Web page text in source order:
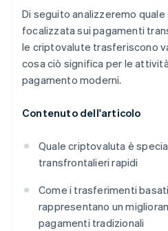
Di seguito analizzeremo
focalizzata sui pagamenti
le criptovalute trasferiscono
cosa ciò significa per le
pagamento moderni.
Contenuto dell'articolo
Quale criptovaluta è
transfrontalieri rapidi
Come i trasferimenti
rappresentano un
pagamenti tradizionali